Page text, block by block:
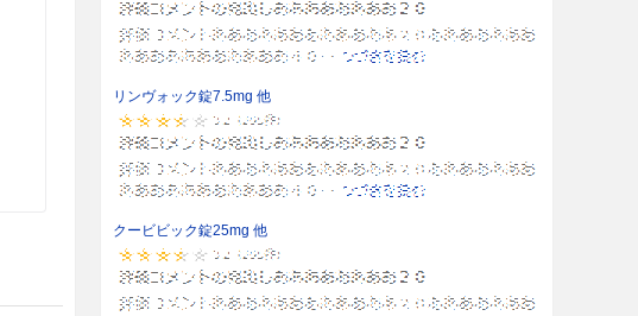
リンヴォック錠7.5mg 他
クービビック錠25mg 他